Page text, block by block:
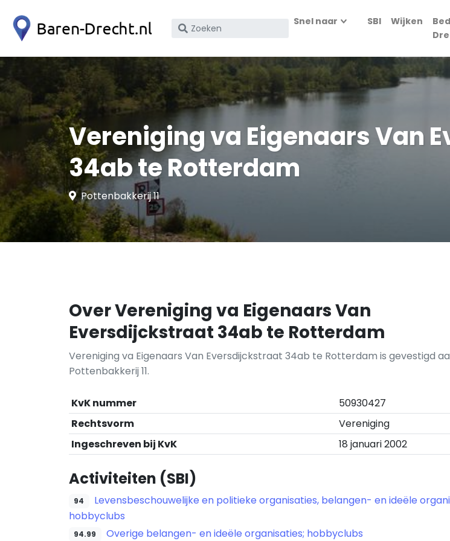
Zoek
bedrijfsnaam
of
KvK
nummer
Snel naar SBI Wijken
Vereniging va Eigenaars Van
34ab te Rotterdam
Pottenbakkerij 11
Over Vereniging va Eigenaars Van
Eversdijckstraat 34ab te Rotterdam
Vereniging va Eigenaars Van Eversdijckstraat 34ab te Rotterdam is gevestigd
Pottenbakkerij 11.
KvK nummer
50930427
Rechtsvorm
Vereniging
Ingeschreven bij KvK
18 januari 2002
Activiteiten (SBI)
94
Levensbeschouwelijke en politieke organisaties, belangen- en ideële
hobbyclubs
94.99 Overige belangen- en ideële organisaties; hobbyclubs